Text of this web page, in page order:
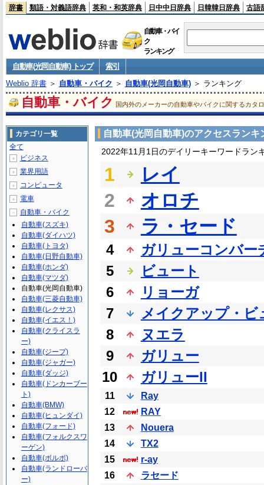
辞書 類語・対義語辞典 英和・和英辞典 日中中日辞典 日韓韓日辞典 古語
自動車・バイ
ク
ランキング
自動車(光岡自動車) トップ
索引
Weblio 辞書＞ 自動車・バイク ＞ 自動車(光岡自動車)＞ ランキング
自動車・バイク 国内外のメーカーの自動車やバイクに関するカタ
自動車(光岡自動車)のアクセスランキ
2022年11月1日のデイリーキーワードラン
1
レイ
2
オロチ
3
ラ・セード
4
ガリューコンバー
5
ビュート
6
リョーガ
7
メイクアップ・ビ
8
ヌエラ
9
ガリュー
10
ガリューII
11
Ray
12
RAY
13
Nouera
14
TX2
15
r-ay
16
ラセード
カテゴリ一覧
全て
＋ ビジネス
＋ 業界用語
＋ コンピュータ
＋ 電車
－
自動車・バイク
自動車(スズキ)
自動車(ダイハツ)
自動車(トヨタ)
自動車(日野自動車)
自動車(ホンダ)
自動車(マツダ)
自動車(光岡自動車)
自動車(三菱自動車)
自動車(レクサス)
自動車(イエス！)
自動車(クライスラ
ー)
自動車(ジープ)
自動車(ジャガー)
自動車(ダッジ)
自動車(ドンカーブー
ト)
自動車(BMW)
自動車(ヒュンダイ)
自動車(フォード)
自動車(フォルクスワ
ーゲン)
自動車(ボルボ)
自動車(ランドローバ
ー)